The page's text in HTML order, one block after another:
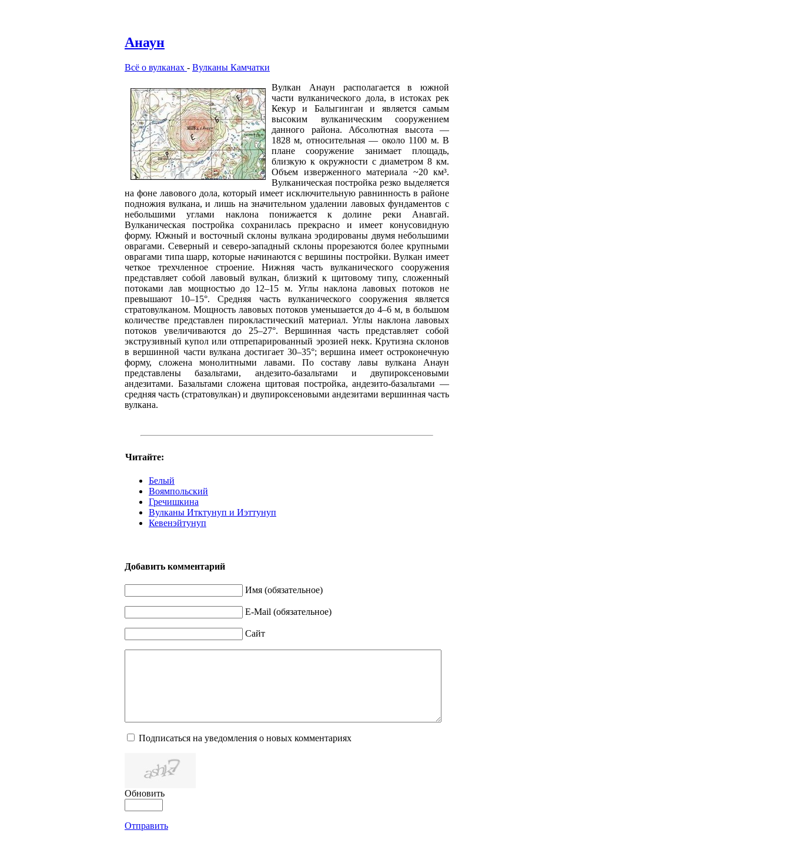
Анаун
Всё о вулканах - Вулканы Камчатки
Вулкан Анаун располагается в южной
части вулканического дола, в истоках pек
Кекур и Балыгинган и является самым
высоким вулканическим сооружением
данного района. Абсолютная высота —
1828 м, относительная — около 1100 м. В
плане сооружение занимает площадь,
близкую к окружности с диаметром 8 км.
Объем изверженного материала ~20 км³.
Вулканическая постройка резко выделяется
на фоне лавового дола, который имеет исключительную равнинность в районе
подножия вулкана, и лишь на значительном удалении лавовых фундаментов с
небольшими углами наклона понижается к долине реки Анавгай.
Вулканическая постройка сохранилась прекрасно и имеет конусовидную
форму. Южный и восточный склоны вулкана эродированы двумя небольшими
оврагами. Северный и северо-западный склоны прорезаются более крупными
оврагами типа шарр, которые начинаются с вершины постройки. Вулкан имеет
четкое трехчленное строение. Нижняя часть вулканического сооружения
представляет собой лавовый вулкан, близкий к щитовому типу, сложенный
потоками лав мощностью до 12–15 м. Углы наклона лавовых потоков не
превышают 10–15°. Средняя часть вулканического сооружения является
стратовулканом. Мощность лавовых потоков уменьшается до 4–6 м, в большом
количестве представлен пирокластический материал. Углы наклона лавовых
потоков увеличиваются до 25–27°. Вершинная часть представляет собой
экструзивный купол или отпрепарированный эрозией некк. Крутизна склонов
в вершинной части вулкана достигает 30–35°; вершина имеет остроконечную
форму, сложена монолитными лавами. По составу лавы вулкана Анаун
представлены базальтами, андезито-базальтами и двупироксеновыми
андезитами. Базальтами сложена щитовая постройка, андезито-базальтами —
средняя часть (стратовулкан) и двупироксеновыми андезитами вершинная часть
вулкана.
Читайте:
Белый
Воямпольский
Гречишкина
Вулканы Итктунуп и Иэттунуп
Кевенэйтунуп
Добавить комментарий
Имя (обязательное)
E-Mail (обязательное)
Сайт
Подписаться на уведомления о новых комментариях
Обновить
Отправить